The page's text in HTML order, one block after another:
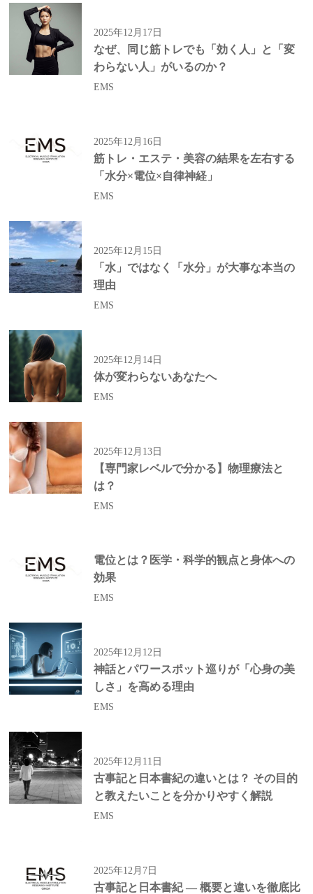
2025年12月17日
なぜ、同じ筋トレでも「効く人」と「変
わらない人」がいるのか？
EMS
2025年12月16日
筋トレ・エステ・美容の結果を左右する
「水分×電位×自律神経」
EMS
2025年12月15日
「水」ではなく「水分」が大事な本当の
理由
EMS
2025年12月14日
体が変わらないあなたへ
EMS
2025年12月13日
【専門家レベルで分かる】物理療法と
は？
EMS
電位とは？医学・科学的観点と身体への
効果
EMS
2025年12月12日
神話とパワースポット巡りが「心身の美
しさ」を高める理由
EMS
2025年12月11日
古事記と日本書紀の違いとは？ その目的
と教えたいことを分かりやすく解説
EMS
2025年12月7日
古事記と日本書紀 — 概要と違いを徹底比